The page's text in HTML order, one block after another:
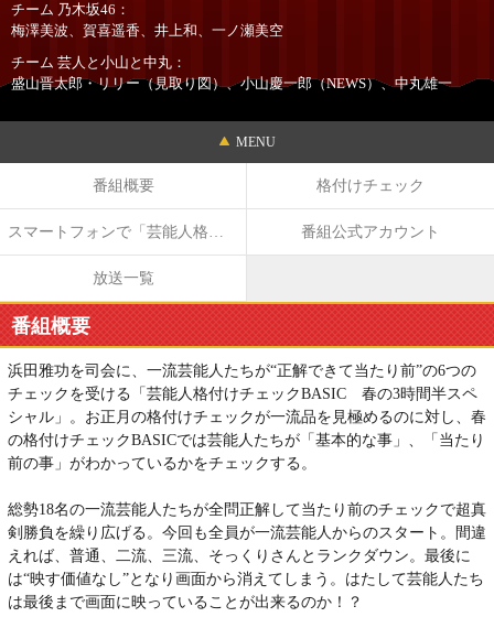
チーム 乃木坂46
梅澤美波、賀喜遥香、井上和、一ノ瀬美空
チーム 芸人と小山と中丸
盛山晋太郎・リリー（見取り図）、小山慶一郎（NEWS）、中丸雄一
MENU
番組概要 格付けチェック
番組公式アカウント
放送一覧
番組概要
浜田雅功を司会に、一流芸能人たちが“正解できて当たり前”の6つの
チェックを受ける「芸能人格付けチェックBASIC 春の3時間半スペ
シャル」。お正月の格付けチェックが一流品を見極めるのに対し、春
の格付けチェックBASICでは芸能人たちが「基本的な事」、「当たり
前の事」がわかっているかをチェックする。
総勢18名の一流芸能人たちが全問正解して当たり前のチェックで超真
剣勝負を繰り広げる。今回も全員が一流芸能人からのスタート。間違
えれば、普通、二流、三流、そっくりさんとランクダウン。最後に
は“映す価値なし”となり画面から消えてしまう。はたして芸能人たち
は最後まで画面に映っていることが出来るのか！？